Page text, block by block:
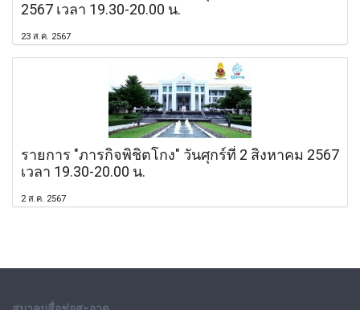
2567 เวลา 19.30-20.00 น.
23 ส.ค. 2567
รายการ "ภารกิจพิชิตโกง" วันศุกร์ที่ 2 สิงหาคม 2567
เวลา 19.30-20.00 น.
2 ส.ค. 2567